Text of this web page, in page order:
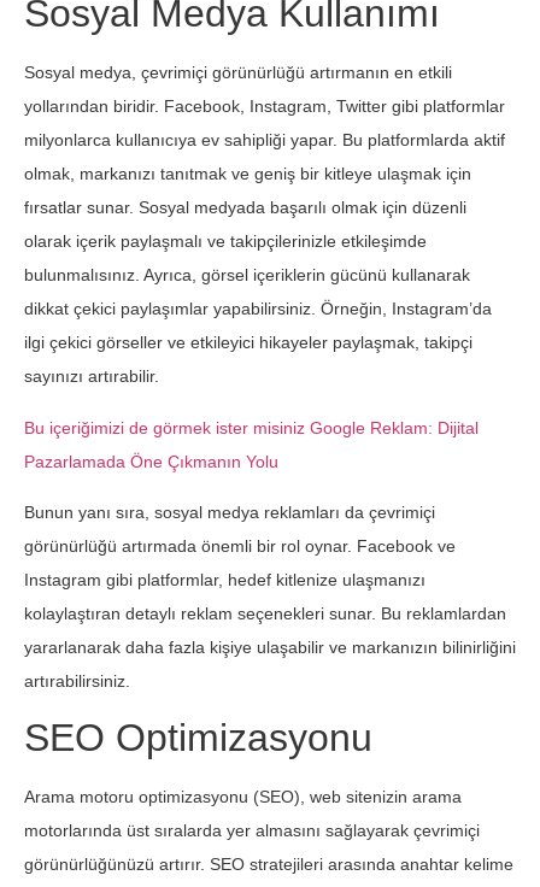
Sosyal Medya Kullanımı
Sosyal medya, çevrimiçi görünürlüğü artırmanın en etkili
yollarından biridir. Facebook, Instagram, Twitter gibi platformlar
milyonlarca kullanıcıya ev sahipliği yapar. Bu platformlarda aktif
olmak, markanızı tanıtmak ve geniş bir kitleye ulaşmak için
fırsatlar sunar. Sosyal medyada başarılı olmak için düzenli
olarak içerik paylaşmalı ve takipçilerinizle etkileşimde
bulunmalısınız. Ayrıca, görsel içeriklerin gücünü kullanarak
dikkat çekici paylaşımlar yapabilirsiniz. Örneğin, Instagram’da
ilgi çekici görseller ve etkileyici hikayeler paylaşmak, takipçi
sayınızı artırabilir.
Bu içeriğimizi de görmek ister misiniz Google Reklam: Dijital
Pazarlamada Öne Çıkmanın Yolu
Bunun yanı sıra, sosyal medya reklamları da çevrimiçi
görünürlüğü artırmada önemli bir rol oynar. Facebook ve
Instagram gibi platformlar, hedef kitlenize ulaşmanızı
kolaylaştıran detaylı reklam seçenekleri sunar. Bu reklamlardan
yararlanarak daha fazla kişiye ulaşabilir ve markanızın bilinirliğini
artırabilirsiniz.
SEO Optimizasyonu
Arama motoru optimizasyonu (SEO), web sitenizin arama
motorlarında üst sıralarda yer almasını sağlayarak çevrimiçi
görünürlüğünüzü artırır. SEO stratejileri arasında anahtar kelime